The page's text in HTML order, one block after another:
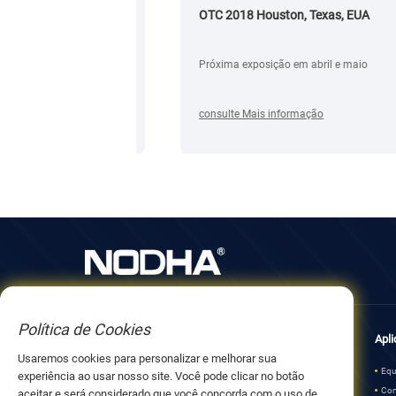
OTC 2018 Houston, Texas, EUA
Próxima exposição em abril e maio
consulte Mais informação
Sobre nós
Parceiro da empresa
Equipamentos de usinagem no local
Corte e Soldagem Orbital
Política de Cookies
Usaremos cookies para personalizar e melhorar sua
experiência ao usar nosso site. Você pode clicar no botão